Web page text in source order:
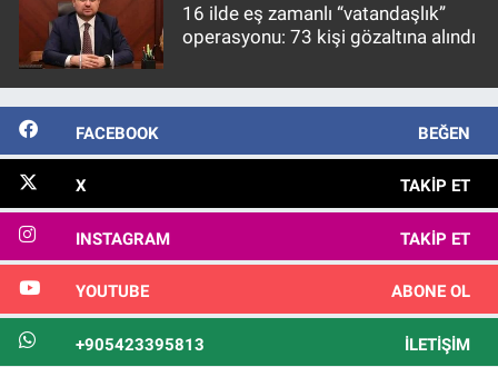
16 ilde eş zamanlı “vatandaşlık”
operasyonu: 73 kişi gözaltına alındı
FACEBOOK BEĞEN
X TAKIP ET
INSTAGRAM TAKIP ET
YOUTUBE ABONE OL
+905423395813 İLETIŞIM